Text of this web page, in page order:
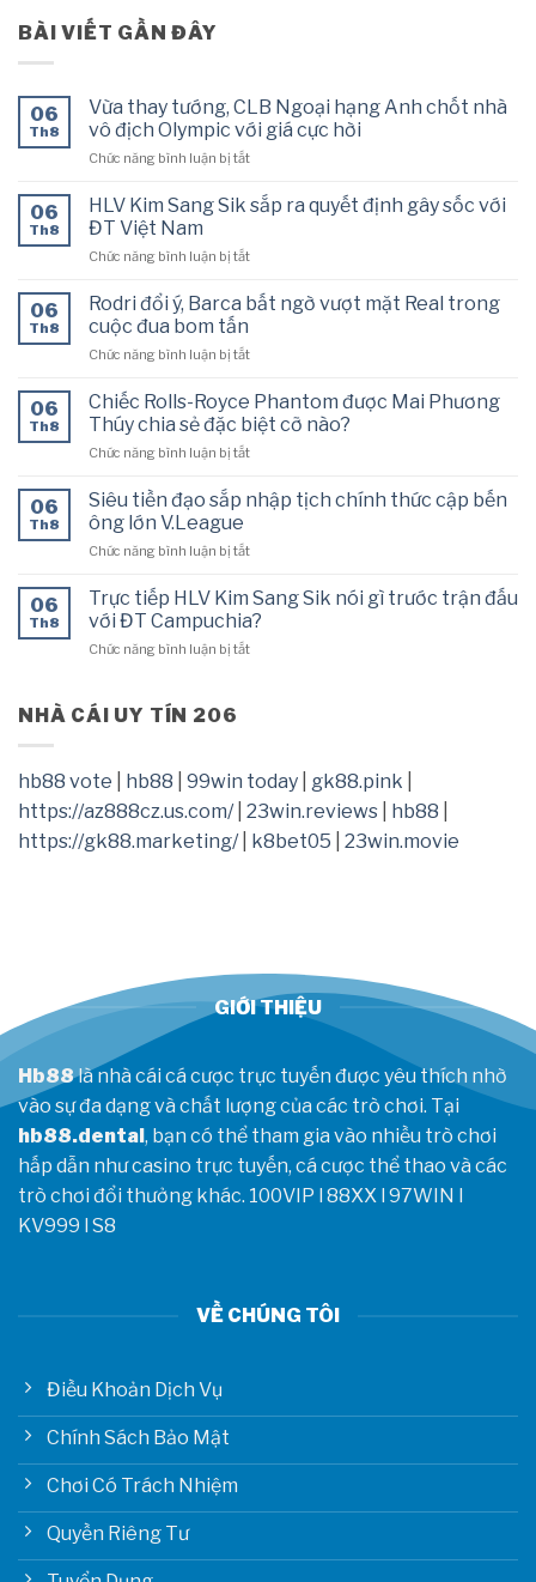
BÀI VIẾT GẦN ĐÂY
06
Th8
Vừa thay tướng, CLB Ngoại hạng Anh chốt nhà
vô địch Olympic với giá cực hời
Chức năng bình luận bị tắtở
thay
tướng,
Ngoại
Anh
vô
Olympic
với
cực
06
Th8
HLV Kim Sang Sik sắp ra quyết định gây sốc với
ĐT Việt Nam
Chức năng bình luận bị tắtở
Kim
Sang
sắp
quyết
định
gây
sốc
ĐT
06
Th8
Rodri đổi ý, Barca bất ngờ vượt mặt Real trong
cuộc đua bom tấn
Chức năng bình luận bị tắtở
đổi
ý,
Barca
bất
vượt
trong
đua
bom
06
Th8
Chiếc Rolls-Royce Phantom được Mai Phương
Thúy chia sẻ đặc biệt cỡ nào?
Chức năng bình luận bị tắtở
Rolls-
Royce
được
Phương
Thúy
sẻ
06
Th8
Siêu tiền đạo sắp nhập tịch chính thức cập bến
ông lớn V.League
Chức năng bình luận bị tắtở
tiền
đạo
sắp
nhập
ông
V.League
06
Th8
Trực tiếp HLV Kim Sang Sik nói gì trước trận đấu
với ĐT Campuchia?
Chức năng bình luận bị tắtở
Sik
nói
gì
trước
trận
NHÀ CÁI UY TÍN 206
hb88 vote hb88 99win today gk88.pink
https://az888cz.us.com/| 23win.reviews hb88
https://gk88.marketing/| k8bet05 23win.movie
GIỚI THIỆU
Hb88là nhà cái cá cược trực tuyến được yêu thích nhờ
vào sự đa dạng và chất lượng của các trò chơi. Tại
hb88.dental, bạn có thể tham gia vào nhiều trò chơi
hấp dẫn như casino trực tuyến, cá cược thể thao và các
trò chơi đổi thưởng khác. 100VIP l 88XX l 97WIN l
KV999 l S8
VỀ CHÚNG TÔI
Điều Khoản Dịch Vụ
Chính Sách Bảo Mật
Chơi Có Trách Nhiệm
Quyền Riêng Tư